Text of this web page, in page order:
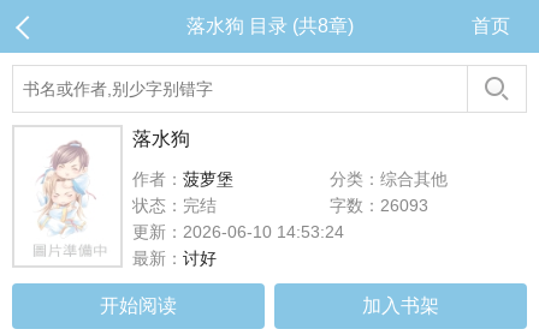
落水狗 目录 (共8章) 首页
落水狗
作者： 菠萝堡
分类：综合其他
状态：完结
字数：26093
更新：2026-06-10 14:53:24
最新： 讨好
开始阅读 加入书架